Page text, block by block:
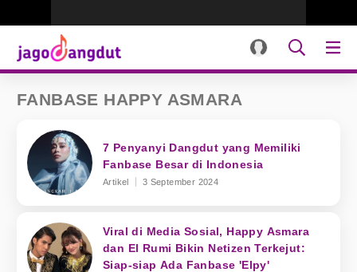
FANBASE HAPPY ASMARA
7 Penyanyi Dangdut yang Memiliki
Fanbase Besar di Indonesia
Artikel 3 September 2024
Viral di Media Sosial, Happy Asmara
dan El Rumi Bikin Netizen Terkejut:
Siap-siap Ada Fanbase 'Elpy'